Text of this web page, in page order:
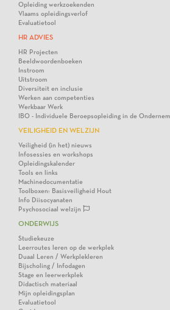
Opleiding werkzoekenden
Vlaams opleidingsverlof
Evaluatietool
HR ADVIES
HR Projecten
Beeldwoordenboeken
Instroom
Uitstroom
Diversiteit en inclusie
Werken aan competenties
Werkbaar Werk
IBO - Individuele Beroepsopleiding in de
VEILIGHEID EN WELZIJN
Veiligheid (in het) nieuws
Infosessies en workshops
Opleidingskalender
Tools en links
Machinedocumentatie
Toolboxen: Basisveiligheid Hout
Info Diisocyanaten
Psychosociaal welzijn
ONDERWIJS
Studiekeuze
Leerroutes leren op de werkplek
Duaal Leren / Werkplekleren
Bijscholing / Infodagen
Stage en leerwerkplek
Didactisch materiaal
Mijn opleidingsplan
Evaluatietool